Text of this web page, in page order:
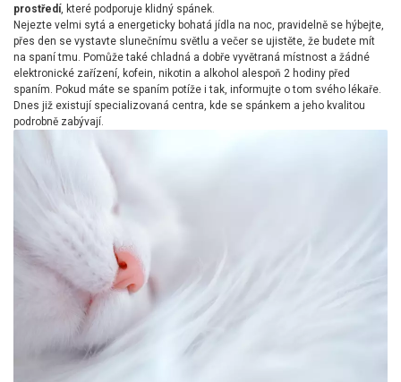
prostředí, které podporuje klidný spánek.
Nejezte velmi sytá a energeticky bohatá jídla na noc, pravidelně se hýbejte,
přes den se vystavte slunečnímu světlu a večer se ujistěte, že budete mít
na spaní tmu. Pomůže také chladná a dobře vyvětraná místnost a žádné
elektronické zařízení, kofein, nikotin a alkohol alespoň 2 hodiny před
spaním. Pokud máte se spaním potíže i tak, informujte o tom svého lékaře.
Dnes již existují specializovaná centra, kde se spánkem a jeho kvalitou
podrobně zabývají.